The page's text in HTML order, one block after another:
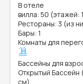
В отеле
вилла: 50 (этажей:
Рестораны: 3 (из
Бары: 1
Комнаты для
Бассейны для
Открытый Бассейн
см)